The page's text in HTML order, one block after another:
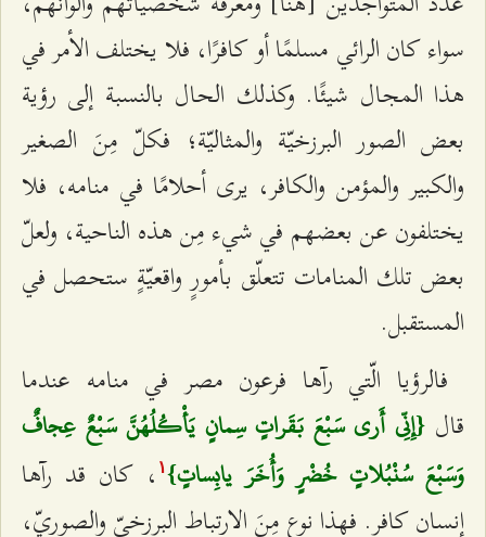
سواء كان الرائي مسلمًا أو كافرًا، فلا يختلف الأمر في
هذا المجال شيئًا. وكذلك الحال بالنسبة إلى رؤية
بعض الصور البرزخيّة والمثاليّة؛ فكلّ مِنَ الصغير
والكبير والمؤمن والكافر، يرى أحلامًا في منامه، فلا
يختلفون عن بعضهم في شيء مِن هذه الناحية، ولعلّ
بعض تلك المنامات تتعلّق بأمورٍ واقعيّةٍ ستحصل في
المستقبل.
فالرؤيا الّتي رآها فرعون مصر في منامه عندما
قال{إِنِّي أَرى‌ سَبْعَ بَقَراتٍ سِمانٍ يَأْكُلُهُنَّ سَبْعٌ عِجافٌ
وَسَبْعَ سُنْبُلاتٍ خُضْرٍ وَأُخَرَ يابِساتٍ} ۱ ، كان قد رآها
إنسان كافر. فهذا نوع مِنَ الارتباط البرزخيّ والصوريّ،